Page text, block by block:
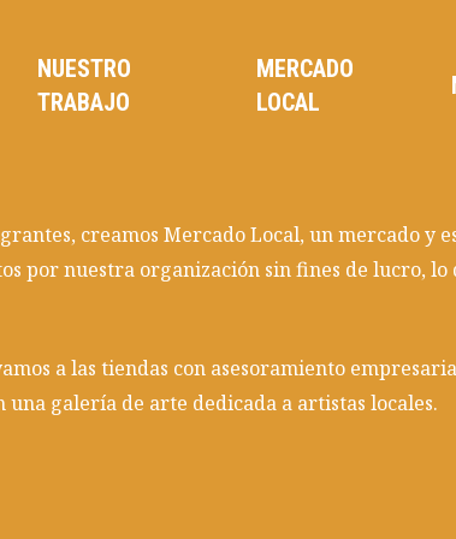
NUESTRO
TRABAJO
MERCADO
LOCAL
creamos Mercado Local, un mercado y
por nuestra organización sin fines de lucro,
a las tiendas con asesoramiento
galería de arte dedicada a artistas locales.